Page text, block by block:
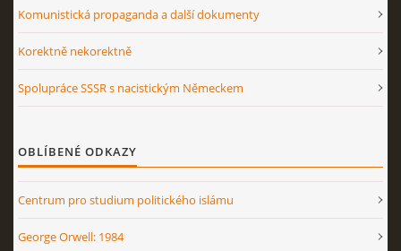
Komunistická propaganda a další dokumenty
Korektně nekorektně
Spolupráce SSSR s nacistickým Německem
OBLÍBENÉ ODKAZY
Centrum pro studium politického islámu
George Orwell: 1984